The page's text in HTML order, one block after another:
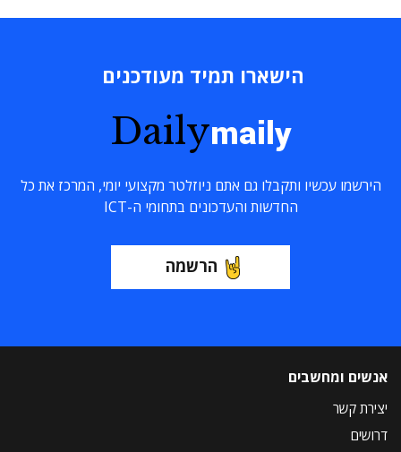
הישארו תמיד מעודכנים
Dailymaily
הירשמו עכשיו ותקבלו גם אתם ניוזלטר מקצועי יומי, המרכז את כל
החדשות והעדכונים בתחומי ה-ICT
הרשמה
אנשים ומחשבים
יצירת קשר
דרושים